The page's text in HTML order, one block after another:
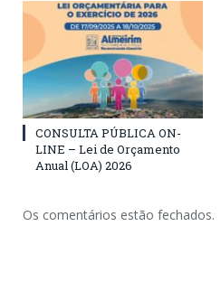
CONSULTA PÚBLICA ON-
LINE – Lei de Orçamento
Anual (LOA) 2026
Os comentários estão fechados.